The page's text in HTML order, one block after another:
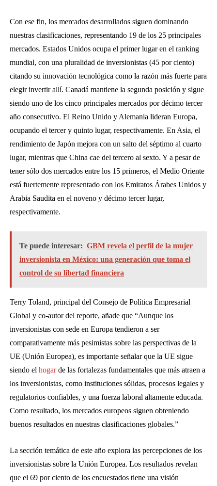
Con ese fin, los mercados desarrollados siguen dominando
nuestras clasificaciones, representando 19 de los 25 principales
mercados. Estados Unidos ocupa el primer lugar en el ranking
mundial, con una pluralidad de inversionistas (45 por ciento)
citando su innovación tecnológica como la razón más fuerte para
elegir invertir allí. Canadá mantiene la segunda posición y sigue
siendo uno de los cinco principales mercados por décimo tercer
año consecutivo. El Reino Unido y Alemania lideran Europa,
ocupando el tercer y quinto lugar, respectivamente. En Asia, el
rendimiento de Japón mejora con un salto del séptimo al cuarto
lugar, mientras que China cae del tercero al sexto. Y a pesar de
tener sólo dos mercados entre los 15 primeros, el Medio Oriente
está fuertemente representado con los Emiratos Árabes Unidos y
Arabia Saudita en el noveno y décimo tercer lugar,
respectivamente.
Te puede interesar: GBM revela el perfil de la mujer
inversionista en México: una generación que toma el
control de su libertad financiera
Terry Toland, principal del Consejo de Política Empresarial
Global y co-autor del reporte, añade que “Aunque los
inversionistas con sede en Europa tendieron a ser
comparativamente más pesimistas sobre las perspectivas de la
UE (Unión Europea), es importante señalar que la UE sigue
siendo el hogarde las fortalezas fundamentales que más atraen a
los inversionistas, como instituciones sólidas, procesos legales y
regulatorios confiables, y una fuerza laboral altamente educada.
Como resultado, los mercados europeos siguen obteniendo
buenos resultados en nuestras clasificaciones globales.”
La sección temática de este año explora las percepciones de los
inversionistas sobre la Unión Europea. Los resultados revelan
que el 69 por ciento de los encuestados tiene una visión